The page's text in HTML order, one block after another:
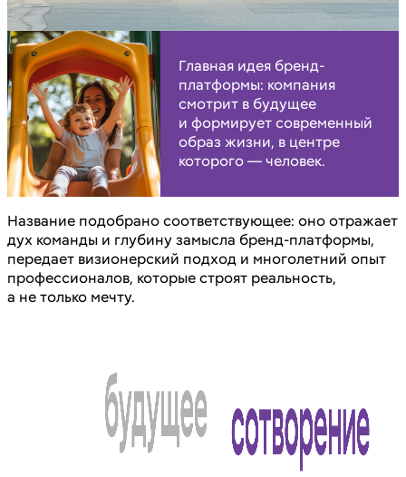
Главная идея бренд-
платформы: компания
смотрит в будущее
и формирует современный
образ жизни, в центре
которого — человек.
Название подобрано соответствующее: оно отражает
дух команды и глубину замысла бренд-платформы,
передает визионерский подход и многолетний опыт
профессионалов, которые строят реальность,
а не только мечту.